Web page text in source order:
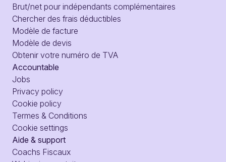
Brut/net pour indépendants complémentaires
Chercher des frais déductibles
Modèle de facture
Modèle de devis
Obtenir votre numéro de TVA
Accountable
Jobs
Privacy policy
Cookie policy
Termes & Conditions
Cookie settings
Aide & support
Coachs Fiscaux